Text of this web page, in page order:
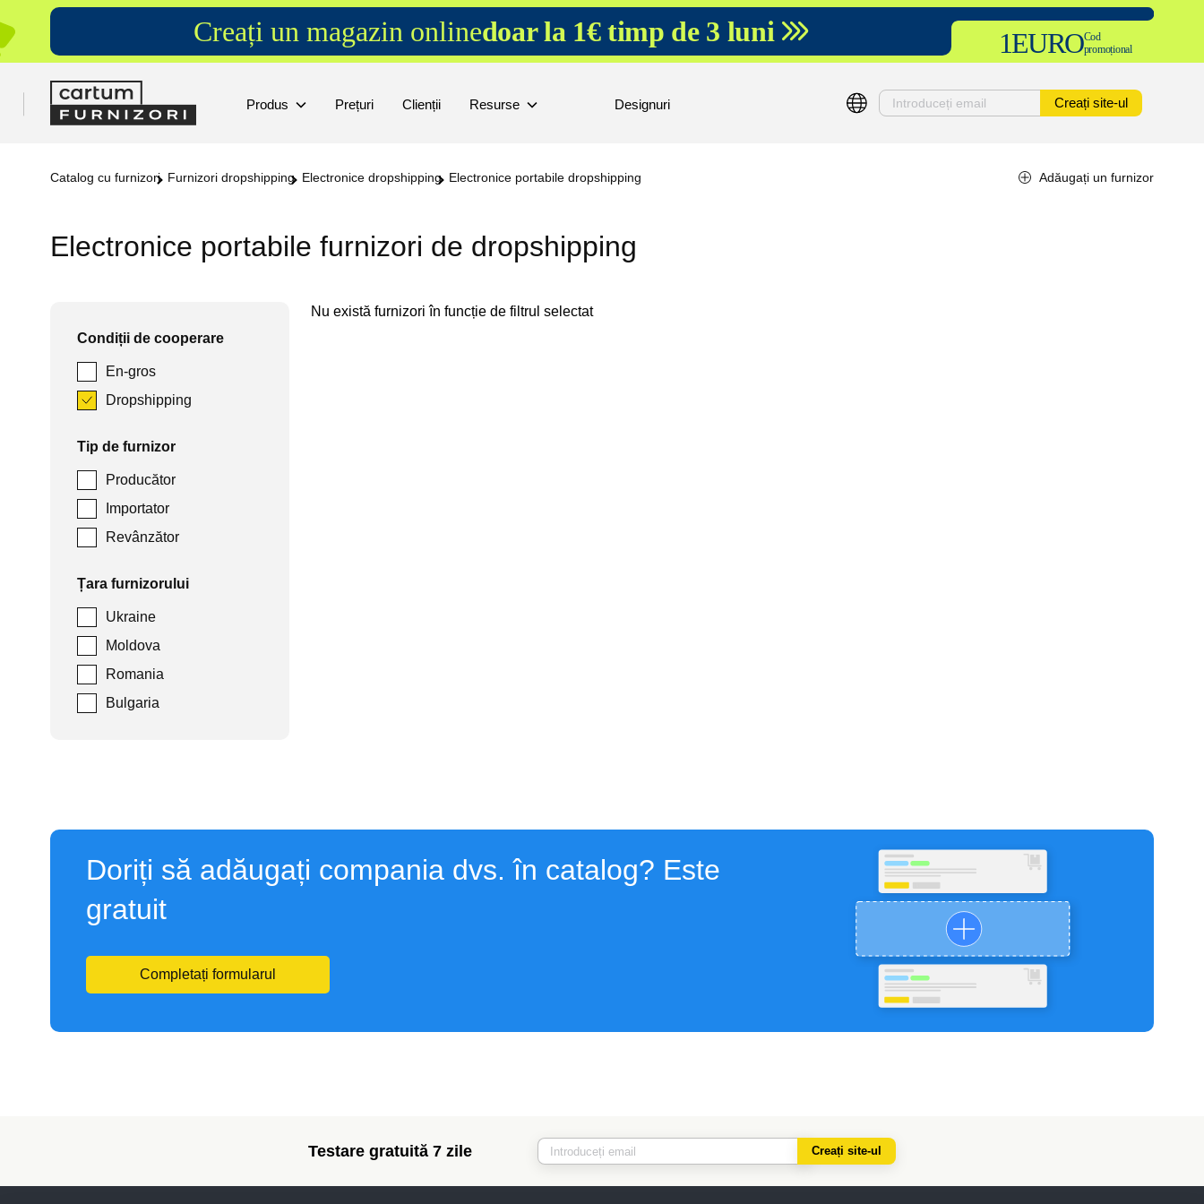
Creați un magazin onlinedoar la 1€ timp de 3 luni 1EUROCod
promoțional
Produs Prețuri Clienții Resurse Designuri Creați site-ul
Catalog cu furnizori Furnizori dropshipping Electronice dropshipping Electronice portabile dropshipping Adăugați un furnizor
Electronice portabile furnizori de dropshipping
Condiții de cooperare
En-gros
Dropshipping
Tip de furnizor
Producător
Importator
Revânzător
Țara furnizorului
Ukraine
Moldova
Romania
Bulgaria
Nu există furnizori în funcție de filtrul selectat
Doriți să adăugați compania dvs. în catalog? Este
gratuit
Completați formularul
Testare gratuită 7 zile Creați site-ul